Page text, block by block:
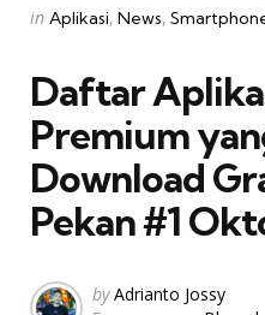
Categories
Posted
in Aplikasi News
Daftar
Premium
Download
Pekan #1
Posted
by Adrianto Jossy